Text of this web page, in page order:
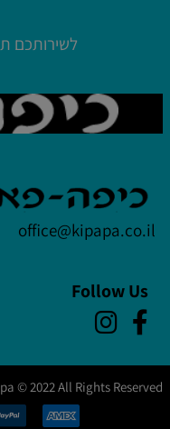
לשירותכם
office@kipapa.co.il
Follow Us
© 2022 All Rights Reserved